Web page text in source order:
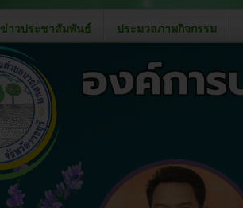
ข่าวประชาสัมพันธ์ ประมวลภาพกิจกรรม